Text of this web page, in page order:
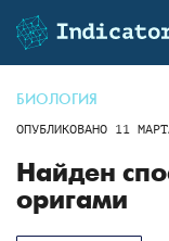
БИОЛОГИЯ
ОПУБЛИКОВАНО 11
Найден
оригами